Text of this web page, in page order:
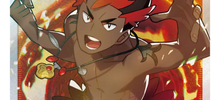
ッ
プ
ビ
ビ
通
販
部